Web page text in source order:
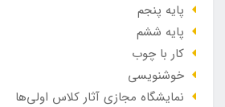
پایه پنجم
پایه ششم
کار با چوب
خوشنویسی
نمایشگاه مجازی آثار کلاس اولی‌ها